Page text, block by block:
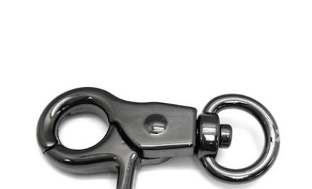
下一张 下一张